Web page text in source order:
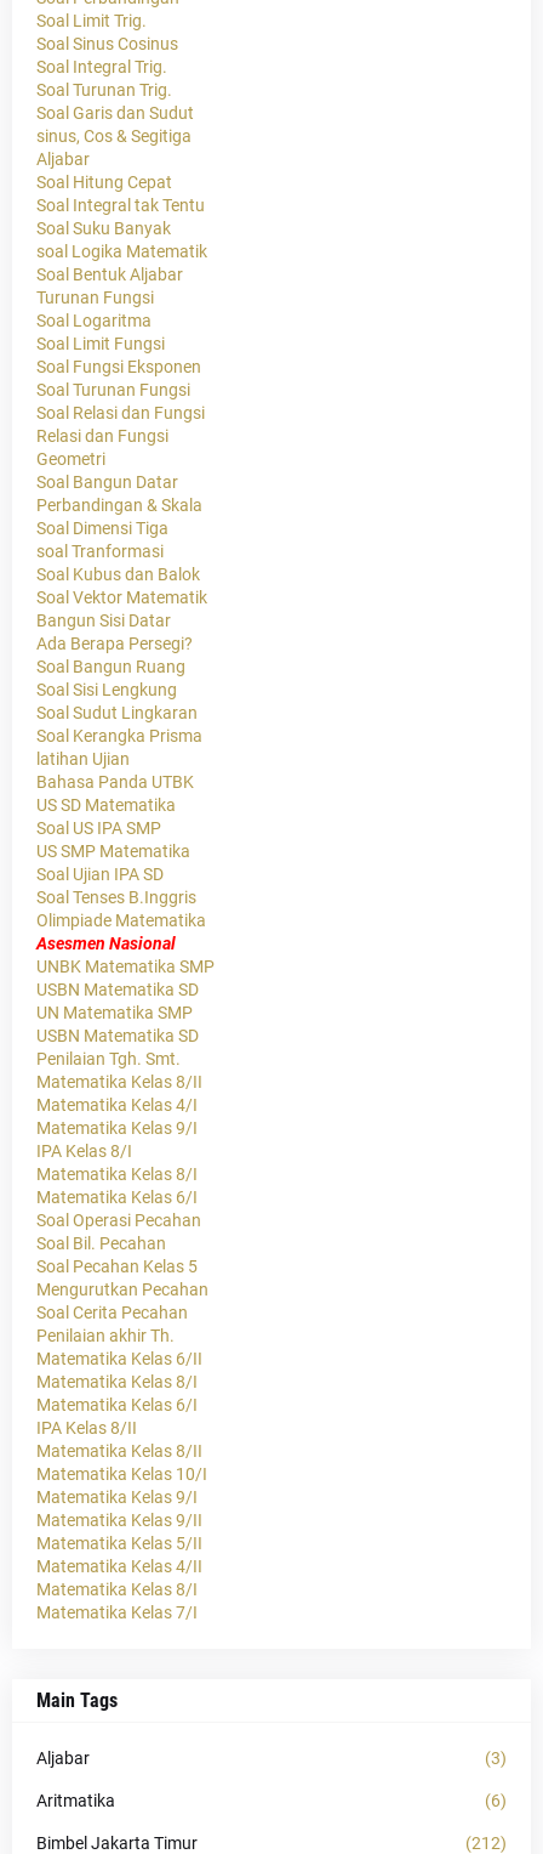
Soal Limit Trig.
Soal Sinus Cosinus
Soal Integral Trig.
Soal Turunan Trig.
Soal Garis dan Sudut
sinus, Cos & Segitiga
Aljabar
Soal Hitung Cepat
Soal Integral tak Tentu
Soal Suku Banyak
soal Logika Matematik
Soal Bentuk Aljabar
Turunan Fungsi
Soal Logaritma
Soal Limit Fungsi
Soal Fungsi Eksponen
Soal Turunan Fungsi
Soal Relasi dan Fungsi
Relasi dan Fungsi
Geometri
Soal Bangun Datar
Perbandingan & Skala
Soal Dimensi Tiga
soal Tranformasi
Soal Kubus dan Balok
Soal Vektor Matematik
Bangun Sisi Datar
Ada Berapa Persegi?
Soal Bangun Ruang
Soal Sisi Lengkung
Soal Sudut Lingkaran
Soal Kerangka Prisma
latihan Ujian
Bahasa Panda UTBK
US SD Matematika
Soal US IPA SMP
US SMP Matematika
Soal Ujian IPA SD
Soal Tenses B.Inggris
Olimpiade Matematika
Asesmen Nasional
UNBK Matematika SMP
USBN Matematika SD
UN Matematika SMP
USBN Matematika SD
Penilaian Tgh. Smt.
Matematika Kelas 8/II
Matematika Kelas 4/I
Matematika Kelas 9/I
IPA Kelas 8/I
Matematika Kelas 8/I
Matematika Kelas 6/I
Soal Operasi Pecahan
Soal Bil. Pecahan
Soal Pecahan Kelas 5
Mengurutkan Pecahan
Soal Cerita Pecahan
Penilaian akhir Th.
Matematika Kelas 6/II
Matematika Kelas 8/I
Matematika Kelas 6/I
IPA Kelas 8/II
Matematika Kelas 8/II
Matematika Kelas 10/I
Matematika Kelas 9/I
Matematika Kelas 9/II
Matematika Kelas 5/II
Matematika Kelas 4/II
Matematika Kelas 8/I
Matematika Kelas 7/I
Main Tags
Aljabar (3)
Aritmatika (6)
Bimbel Jakarta Timur (212)